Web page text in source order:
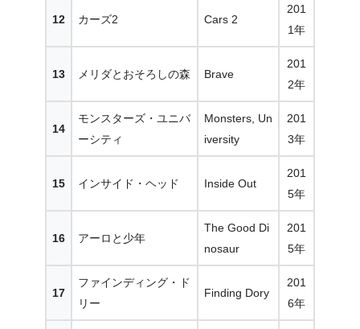
12 カーズ2 Cars 2
201
1年
13 メリダとおそろしの森 Brave
201
2年
14
モンスターズ・ユニバ
ーシティ
Monsters, Un
iversity
201
3年
15 インサイド・ヘッド Inside Out
201
5年
16 アーロと少年
The Good Di
nosaur
201
5年
17
ファインディング・ド
リー
Finding Dory
201
6年